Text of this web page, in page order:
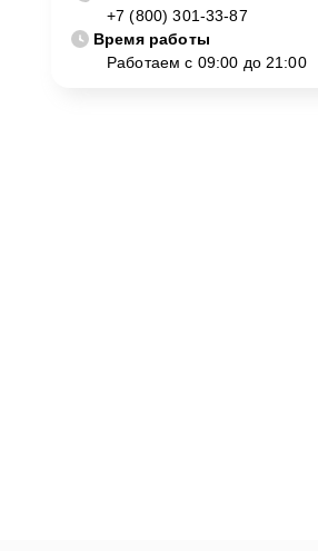
+7 (800) 301-33-87
Время работы
Работаем с 09:00 до 21:00